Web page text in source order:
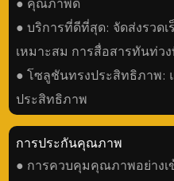
● คุณภาพดี
● บริการที่ดีที่สุด: จัดส่งรวด
เหมาะสม การสื่อสารทันท่ว
● โซลูชันทรงประสิทธิภาพ:
ประสิทธิภาพ
การประกันคุณภาพ
● การควบคุมคุณภาพอย่าง